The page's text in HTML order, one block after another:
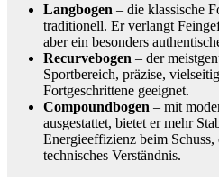
Langbogen – die klassische
traditionell. Er verlangt
aber ein besonders
Recurvebogen – der
Sportbereich, präzise,
Fortgeschrittene geeignet.
Compoundbogen – mit
ausgestattet, bietet er mehr
Energieeffizienz beim Schuss,
technisches Verständnis.